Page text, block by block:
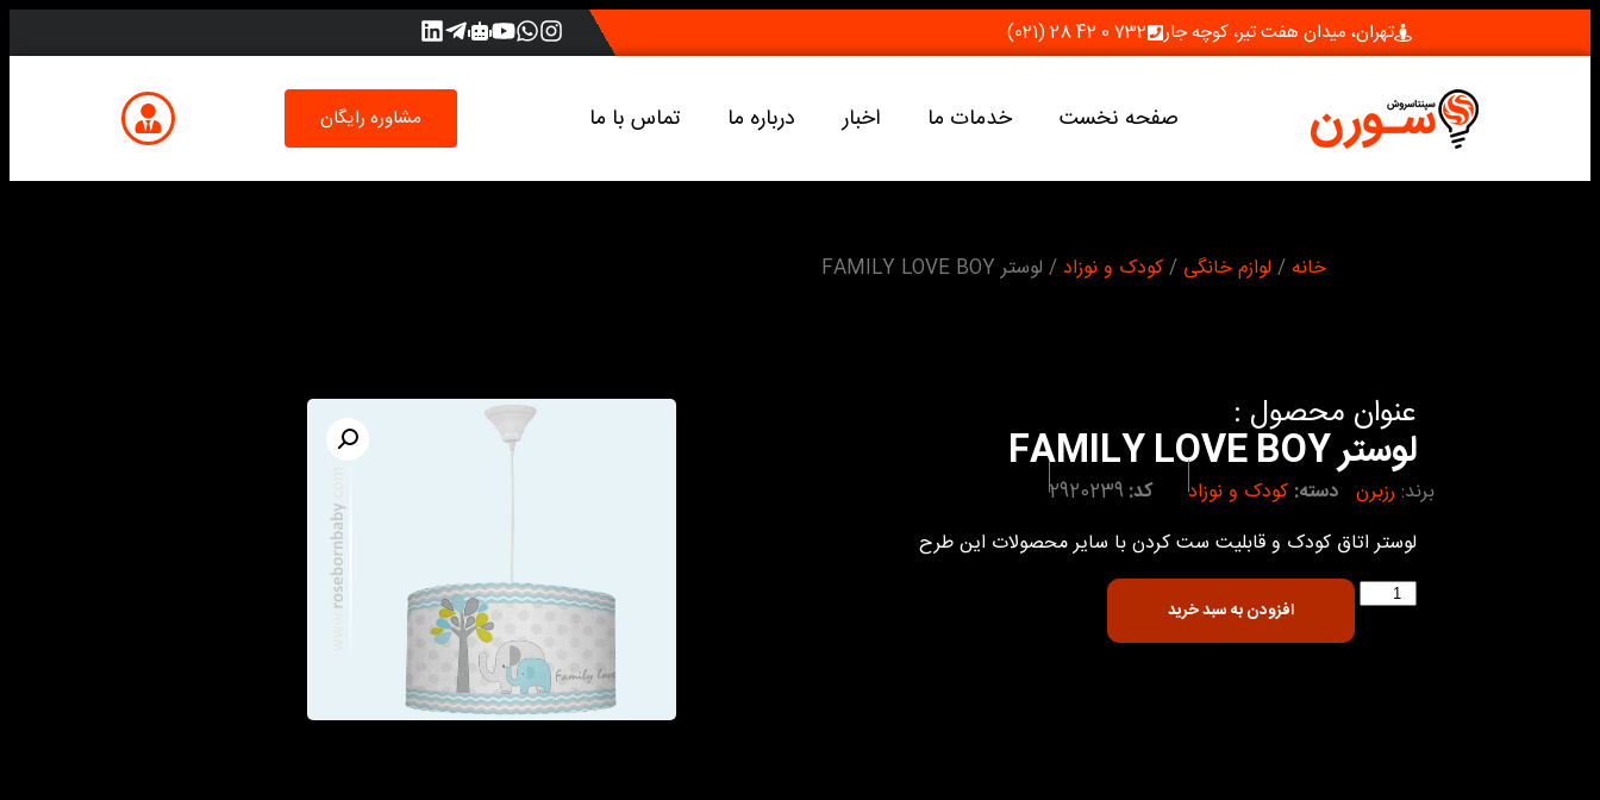
تهران، میدان هفت تیر، کوچه جار 732 0 42 28 (021)
صفحه نخست خدمات ما اخبار درباره ما تماس با ما مشاوره رایگان
خانه /لوازم خانگی /کودک و نوزاد/ لوستر FAMILY LOVE BOY
عنوان محصول :
لوستر FAMILY LOVE BOY
کد: 2920239 دسته: کودک و نوزاد برند: رزبرن
لوستر اتاق کودک و قابلیت ست کردن با سایر محصولات این طرح
افزودن به سبد خرید